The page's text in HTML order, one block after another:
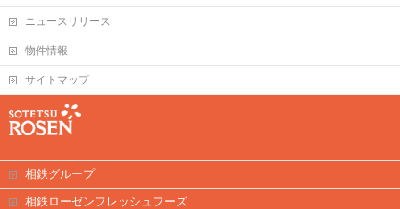
ニュースリリース
物件情報
サイトマップ
相鉄グループ
相鉄ローゼンフレッシュフーズ